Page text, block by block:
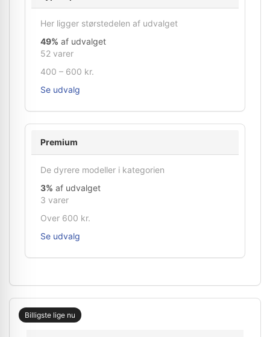
Her ligger størstedelen af udvalget
49% af udvalget
52 varer
400 – 600 kr.
Se udvalg
Premium
De dyrere modeller i kategorien
3% af udvalget
3 varer
Over 600 kr.
Se udvalg
Billigste lige nu